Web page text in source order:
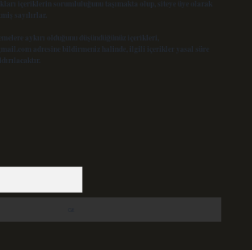
içeriklerin sorumluluğunu taşımakta olup, siteye üye olarak
sayılırlar.
aykırı olduğunu düşündüğünüz içerikleri,
adresine bildirmeniz halinde, ilgili içerikler yasal süre